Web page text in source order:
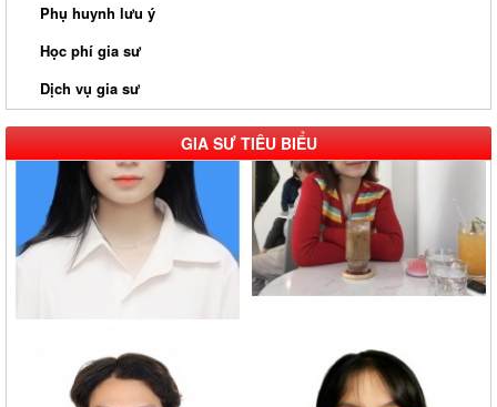
Phụ huynh lưu ý
Học phí gia sư
Dịch vụ gia sư
GIA SƯ TIÊU BIỂU